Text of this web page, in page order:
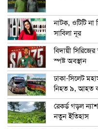
নাটক, ওটিটি না
সাবিলা নূর
বিদায়ী
স্পষ্ট অবস্থান
ঢাকা-সিলেট
নিহত ৯, আহত
রেকর্ড গড়ল
নতুন ইতিহাস